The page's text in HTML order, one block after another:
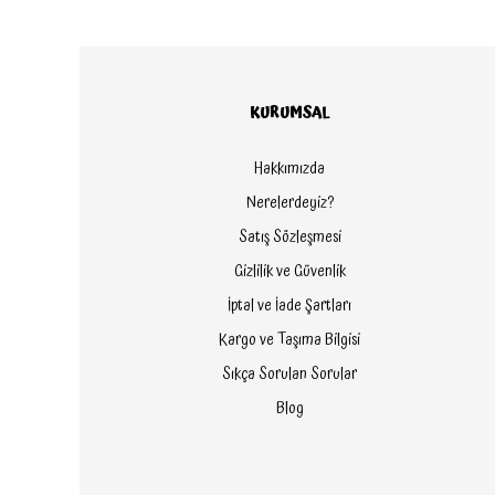
KURUMSAL
Hakkımızda
Nerelerdeyiz?
Satış Sözleşmesi
Gizlilik ve Güvenlik
İptal ve İade Şartları
Kargo ve Taşıma Bilgisi
Sıkça Sorulan Sorular
Blog